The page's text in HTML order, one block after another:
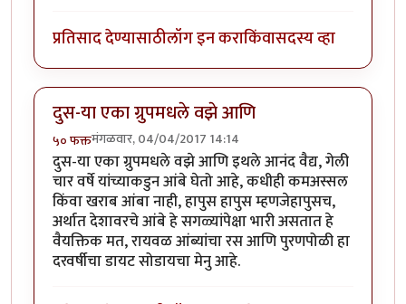
प्रतिसाद देण्यासाठीलॉग इन कराकिंवासदस्य व्हा
दुस-या एका ग्रुपमधले वझे आणि
५० फक्तमंगळवार, 04/04/2017 14:14
दुस-या एका ग्रुपमधले वझे आणि इथले आनंद वैद्य, गेली
चार वर्षे यांच्याकडुन आंबे घेतो आहे, कधीही कमअस्सल
किंवा खराब आंबा नाही, हापुस हापुस म्हणजेहापुसच,
अर्थात देशावरचे आंबे हे सगळ्यांपेक्षा भारी असतात हे
वैयक्तिक मत, रायवळ आंब्यांचा रस आणि पुरणपोळी हा
दरवर्षीचा डायट सोडायचा मेनु आहे.